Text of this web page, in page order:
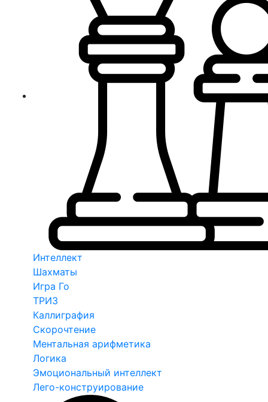
Интеллект
Шахматы
Игра Го
ТРИЗ
Каллиграфия
Скорочтение
Ментальная арифметика
Логика
Эмоциональный интеллект
Лего-конструирование